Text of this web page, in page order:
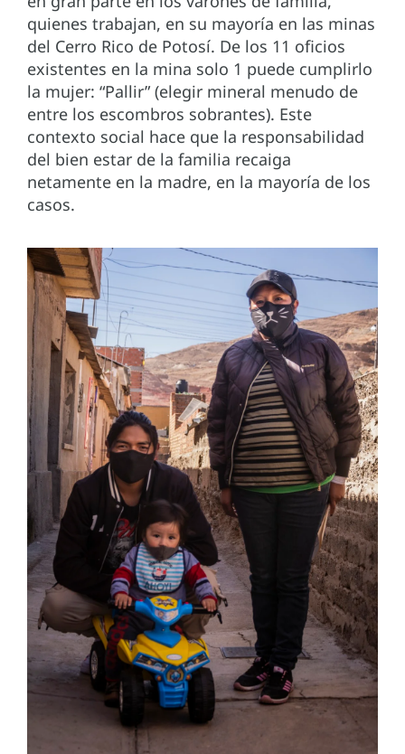
quienes trabajan, en su mayoría en las minas
del Cerro Rico de Potosí. De los 11 oficios
existentes en la mina solo 1 puede cumplirlo
la mujer: “Pallir” (elegir mineral menudo de
entre los escombros sobrantes). Este
contexto social hace que la responsabilidad
del bien estar de la familia recaiga
netamente en la madre, en la mayoría de los
casos.